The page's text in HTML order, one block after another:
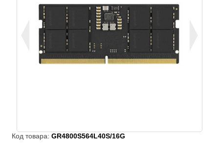
Код товара:GR4800S564L40S/16G